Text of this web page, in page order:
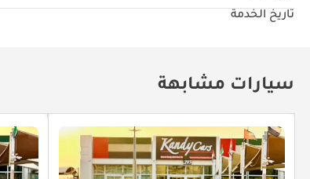
تاريخ الخدمة
سيارات مشابهة